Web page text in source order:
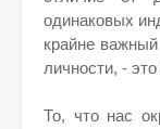
одинаковых
крайне
личности, -
То, что нас